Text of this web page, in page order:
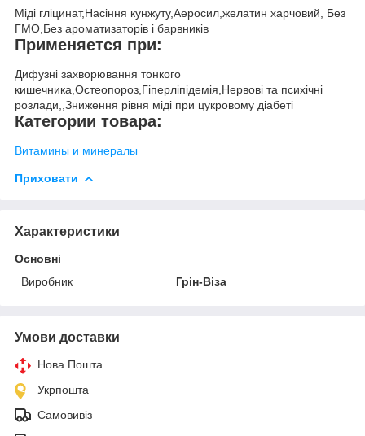
Міді гліцинат,Насіння кунжуту,Аеросил,желатин харчовий, Без
ГМО,Без ароматизаторів і барвників
Применяется при:
Дифузні захворювання тонкого
кишечника,Остеопороз,Гіперліпідемія,Нервові та психічні
розлади,,Зниження рівня міді при цукровому діабеті
Категории товара:
Витамины и минералы
Приховати
Характеристики
Основні
Виробник
Грін-Віза
Умови доставки
Нова Пошта
Укрпошта
Самовивіз